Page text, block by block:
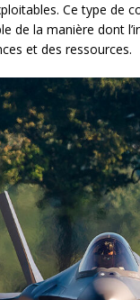
Ce type de
de la manière dont
et des ressources.